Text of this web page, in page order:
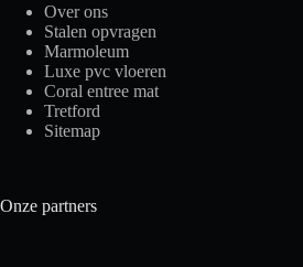
Over ons
Stalen opvragen
Marmoleum
Luxe pvc vloeren
Coral entree mat
Tretford
Sitemap
Onze partners